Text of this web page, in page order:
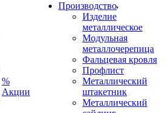
%
Акции
Производство
Изделие
металлическое
Модульная
металлочерепица
Фальцевая кровля
Профлист
Металлический
штакетник
Металлический